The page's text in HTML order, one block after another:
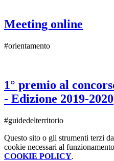
Meeting online
#orientamento
1° premio al
- Edizione 2019-2020
#guidedelterritorio
Questo sito o gli strumenti terzi
cookie necessari al
COOKIE POLICY.